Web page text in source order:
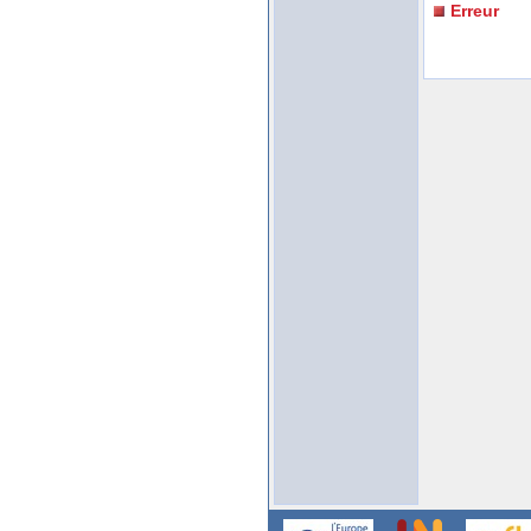
Erreur